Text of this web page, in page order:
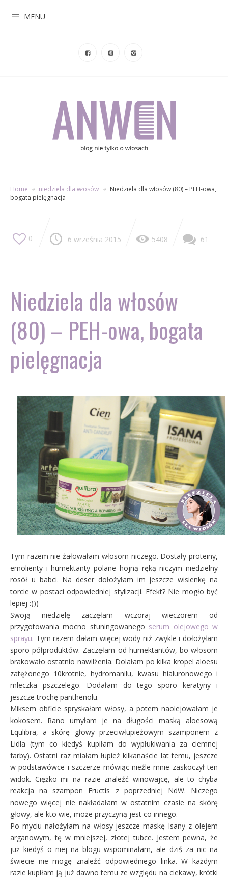
MENU
Home niedziela dla włosów
Niedziela dla włosów (80) – PEH-owa,
bogata pielęgnacja
0 6 września 2015 5408 61
Niedziela dla włosów
(80) – PEH-owa, bogata
pielęgnacja
Tym razem nie żałowałam włosom niczego. Dostały proteiny,
emolienty i humektanty polane hojną ręką niczym niedzielny
rosół u babci. Na deser dołożyłam im jeszcze wisienkę na
torcie w postaci odpowiedniej stylizacji. Efekt? Nie mogło być
lepiej :)))
Swoją niedzielę zaczęłam wczoraj wieczorem od
przygotowania mocno stuningowanego serum olejowego w
sprayu. Tym razem dałam więcej wody niż zwykle i dołożyłam
sporo półproduktów. Zaczęłam od humektantów, bo włosom
brakowało ostatnio nawilżenia. Dolałam po kilka kropel aloesu
zatężonego 10krotnie, hydromanilu, kwasu hialuronowego i
mleczka pszczelego. Dodałam do tego sporo keratyny i
jeszcze trochę panthenolu.
Miksem obficie spryskałam włosy, a potem naolejowałam je
kokosem. Rano umyłam je na długości maską aloesową
Equlibra, a skórę głowy przeciwłupieżowym szamponem z
Lidla (tym co kiedyś kupiłam do wypłukiwania za ciemnej
farby). Ostatni raz miałam łupież kilkanaście lat temu, jeszcze
w podstawówce i szczerze mówiąc nieźle mnie zaskoczył ten
widok. Ciężko mi na razie znaleźć winowajcę, ale to chyba
reakcja na szampon Fructis z poprzedniej NdW. Niczego
nowego więcej nie nakładałam w ostatnim czasie na skórę
głowy, ale kto wie, może przyczyną jest co innego.
Po myciu nałożyłam na włosy jeszcze maskę Isany z olejem
arganowym, tę w mniejszej, złotej tubce. Jestem pewna, że
już kiedyś o niej na blogu wspominałam, ale dziś za nic na
świecie nie mogę znaleźć odpowiedniego linka. W każdym
razie kupiłam ją już dawno temu ze względu na ciekawy, krótki